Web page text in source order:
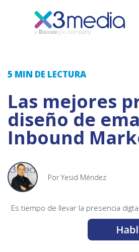
5 MIN DE LECTURA
Las mejores
diseño de
Inbound
Por Yesid Méndez
Es tiempo de llevar la presencia